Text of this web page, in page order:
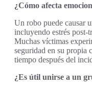
¿Cómo afecta
Un robo puede causar
incluyendo estrés post-
Muchas víctimas
seguridad en su propia
tiempo después del
¿Es útil unirse a un